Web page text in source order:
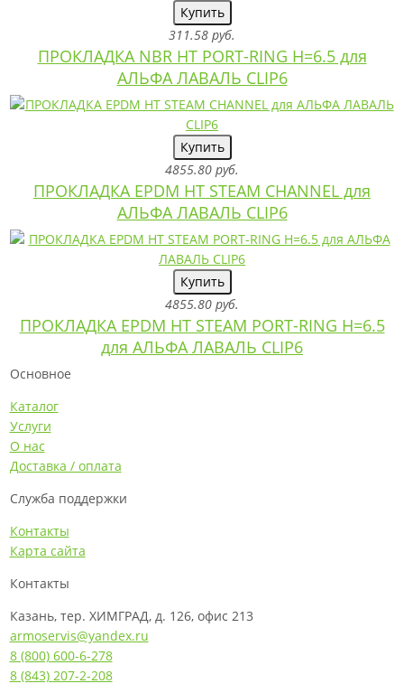
Купить
311.58 руб.
ПРОКЛАДКА NBR HT PORT-RING H=6.5 для
АЛЬФА ЛАВАЛЬ CLIP6
Купить
4855.80 руб.
ПРОКЛАДКА EPDM HT STEAM CHANNEL для
АЛЬФА ЛАВАЛЬ CLIP6
Купить
4855.80 руб.
ПРОКЛАДКА EPDM HT STEAM PORT-RING H=6.5
для АЛЬФА ЛАВАЛЬ CLIP6
Основное
Каталог
Услуги
О нас
Доставка / оплата
Служба поддержки
Контакты
Карта сайта
Контакты
Казань, тер. ХИМГРАД, д. 126, офис 213
armoservis@yandex.ru
8 (800) 600-6-278
8 (843) 207-2-208